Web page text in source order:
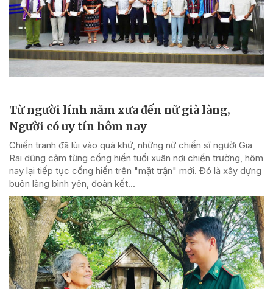
Từ người lính năm xưa đến nữ già làng,
Người có uy tín hôm nay
Chiến tranh đã lùi vào quá khứ, những nữ chiến sĩ người Gia
Rai dũng cảm từng cống hiến tuổi xuân nơi chiến trường, hôm
nay lại tiếp tục cống hiến trên "mặt trận" mới. Đó là xây dựng
buôn làng bình yên, đoàn kết...